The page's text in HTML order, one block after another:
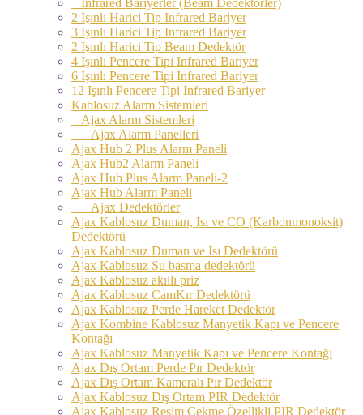
2 Işınlı Harici Tip Infrared Bariyer
3 Işınlı Harici Tip Infrared Bariyer
2 Işınlı Harici Tip Beam Dedektör
4 Işınlı Pencere Tipi Infrared Bariyer
6 Işınlı Pencere Tipi Infrared Bariyer
12 Işınlı Pencere Tipi Infrared Bariyer
Kablosuz Alarm Sistemleri
Ajax Alarm Sistemleri
Ajax Alarm Panelleri
Ajax Hub 2 Plus Alarm Paneli
Ajax Hub2 Alarm Paneli
Ajax Hub Plus Alarm Paneli-2
Ajax Hub Alarm Paneli
Ajax Dedektörler
Ajax Kablosuz Duman, Isı ve CO (Karbonmonoksit)
Dedektörü
Ajax Kablosuz Duman ve Isı Dedektörü
Ajax Kablosuz Su basma dedektörü
Ajax Kablosuz akıllı priz
Ajax Kablosuz CamKır Dedektörü
Ajax Kablosuz Perde Hareket Dedektör
Ajax Kombine Kablosuz Manyetik Kapı ve Pencere
Kontağı
Ajax Kablosuz Manyetik Kapı ve Pencere Kontağı
Ajax Dış Ortam Perde Pır Dedektör
Ajax Dış Ortam Kameralı Pır Dedektör
Ajax Kablosuz Dış Ortam PIR Dedektör
Ajax Kablosuz Resim Çekme Özellikli PIR Dedektör